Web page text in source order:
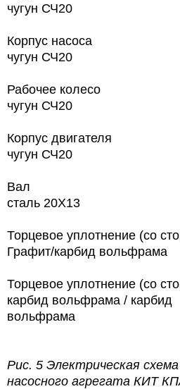
чугун СЧ20
Корпус насоса
чугун СЧ20
Рабочее колесо
чугун СЧ20
Корпус двигателя
чугун СЧ20
Вал
сталь 20Х13
Торцевое уплотнение (со
Графит/карбид вольфрама
Торцевое уплотнение (со
карбид вольфрама / карбид
вольфрама
Рис. 5 Электрическая
насосного агрегата КИТ